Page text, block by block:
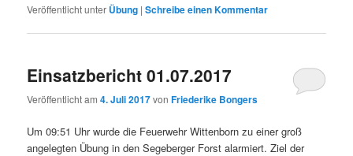
Veröffentlicht unter Übung |Schreibe einen Kommentar
Einsatzbericht 01.07.2017
Veröffentlicht am4. Juli 2017vonFriederike Bongers
Um 09:51 Uhr wurde die Feuerwehr Wittenborn zu einer groß
angelegten Übung in den Segeberger Forst alarmiert. Ziel der